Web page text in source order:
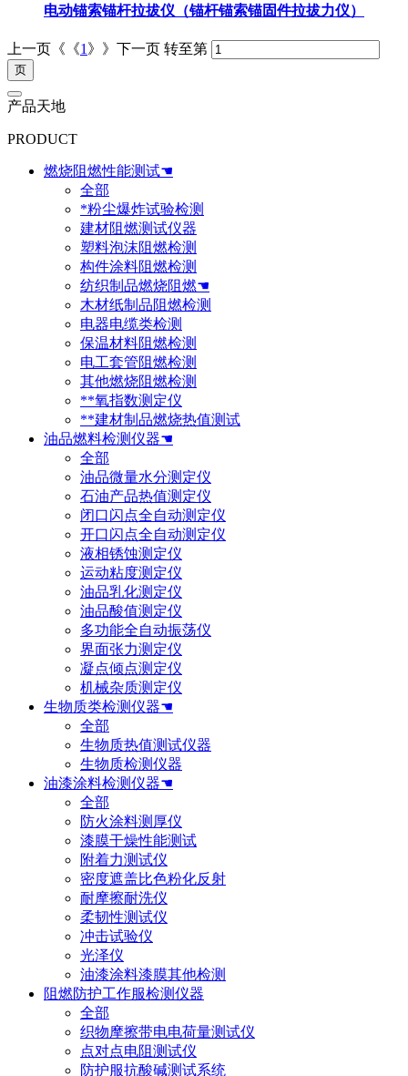
电动锚索锚杆拉拔仪（锚杆锚索锚固件拉拔力仪）
上一页《《1 》》下一页 转至第
产品天地
PRODUCT
燃烧阻燃性能测试☚
全部
*粉尘爆炸试验检测
建材阻燃测试仪器
塑料泡沫阻燃检测
构件涂料阻燃检测
纺织制品燃烧阻燃☚
木材纸制品阻燃检测
电器电缆类检测
保温材料阻燃检测
电工套管阻燃检测
其他燃烧阻燃检测
**氧指数测定仪
**建材制品燃烧热值测试
油品燃料检测仪器☚
全部
油品微量水分测定仪
石油产品热值测定仪
闭口闪点全自动测定仪
开口闪点全自动测定仪
液相锈蚀测定仪
运动粘度测定仪
油品乳化测定仪
油品酸值测定仪
多功能全自动振荡仪
界面张力测定仪
凝点倾点测定仪
机械杂质测定仪
生物质类检测仪器☚
全部
生物质热值测试仪器
生物质检测仪器
油漆涂料检测仪器☚
全部
防火涂料测厚仪
漆膜干燥性能测试
附着力测试仪
密度遮盖比色粉化反射
耐摩擦耐洗仪
柔韧性测试仪
冲击试验仪
光泽仪
油漆涂料漆膜其他检测
阻燃防护工作服检测仪器
全部
织物摩擦带电电荷量测试仪
点对点电阻测试仪
防护服抗酸碱测试系统